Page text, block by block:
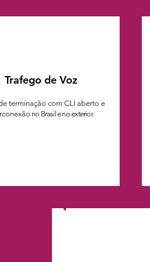
Trafego de Voz
terminação com CLI aberto e
no Brasil e no exterior.